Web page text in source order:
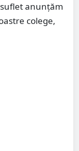
anunțăm
colege,